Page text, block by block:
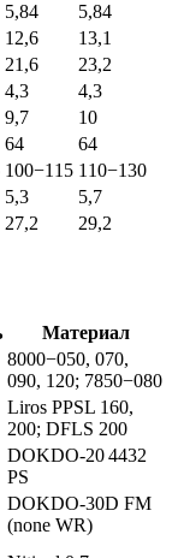
5,84
5,84
12,6
13,1
21,6
23,2
4,3
4,3
9,7
10
64
64
100−115 110−130
5,3
5,7
27,2 29,2
Материал
8000−050, 070,
090, 120; 7850−080
Liros PPSL 160,
200; DFLS 200
DOKDO-20 4432
PS
DOKDO-30D FM
(none WR)